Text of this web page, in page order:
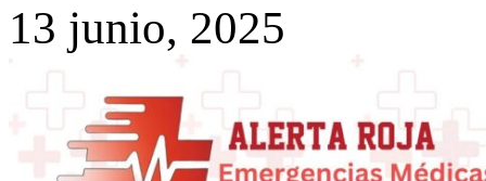
13 junio, 2025